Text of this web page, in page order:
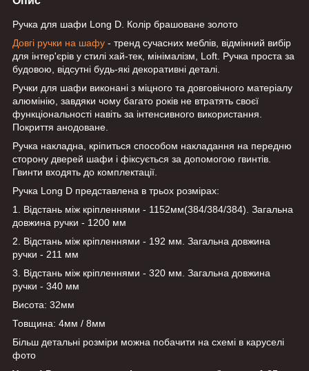
Ручка для шафи Long D. Колір брашоване золото
Довгі ручки на шафу - тренд сучасних меблів, відмінний вибір
для інтер'єрів у стилі хай-тек, мінімалізм, Loft. Ручка проста за
будовою, відсутні будь-які декоративні деталі.
Ручки для шафи виконані з міцного та довговічного матеріалу
алюмінію, завдяки чому багато років не втратять своєї
функціональності навіть за інтенсивного використання.
Покриття анодоване.
Ручка накладна, кріпиться способом накладання на передню
сторону дверей шафи і фіксується за допомогою гвинтів.
Гвинти входять до комплектації.
Ручка Long D представлена в трьох розмірах:
1. Відстань між кріпленнями - 1152мм(384/384/384). Загальна
довжина ручки - 1200 мм
2. Відстань між кріпленнями - 192 мм. Загальна довжина
ручки - 211 мм
3. Відстань між кріпленнями - 320 мм. Загальна довжина
ручки - 340 мм
Висота: 32мм
Товщина: 4мм / 8мм
Більш детальні розміри можна побачити на схемі в каруселі
фото